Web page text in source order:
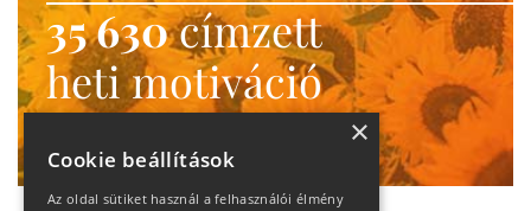
35 630címzett
heti motiváció
Ne maradj le!
×
Cookie beállítások
Az oldal sütiket használ a felhasználói élmény